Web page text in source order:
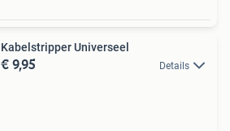
Kabelstripper Universeel
€ 9,95 Details